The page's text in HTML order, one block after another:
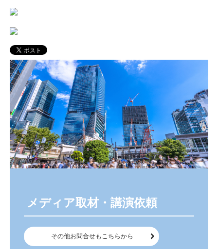
メディア取材・講演依頼
その他お問合せもこちらから